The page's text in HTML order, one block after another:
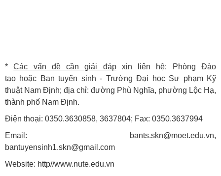
*Các vấn đề cần giải đápxin liên hệ:
Phòng Đào
tạo hoặc Ban tuyển sinh - Trường Đại học Sư phạm Kỹ
thuật Nam Định; địa chỉ: đường Phù Nghĩa, phường Lộc Hạ,
thành phố Nam Định.
Điện thoại: 0350.3630858, 3637804; Fax: 0350.3637994
Email: bants.skn@moet.edu.vn,
bantuyensinh1.skn@gmail.com
Website: http//www.nute.edu.vn